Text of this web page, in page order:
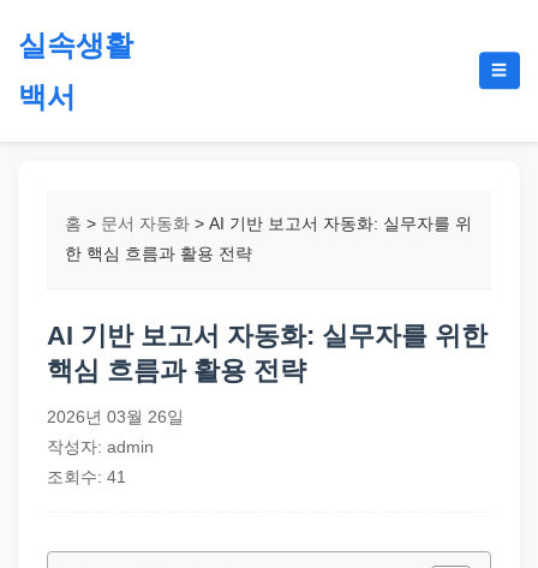
실속생활
백서
절
메
뉴
☰
홈 > 문서 자동화 > AI 기반 보고서 자동화: 실무자를 위
한 핵심 흐름과 활용 전략
AI 기반 보고서 자동화: 실무자를 위한
핵심 흐름과 활용 전략
2026년 03월 26일
작성자: admin
조회수: 41